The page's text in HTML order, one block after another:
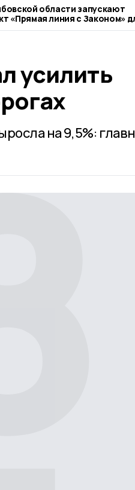
области запускают
«Прямая линия с Законом»
СВО
усилить
на 9,5%: